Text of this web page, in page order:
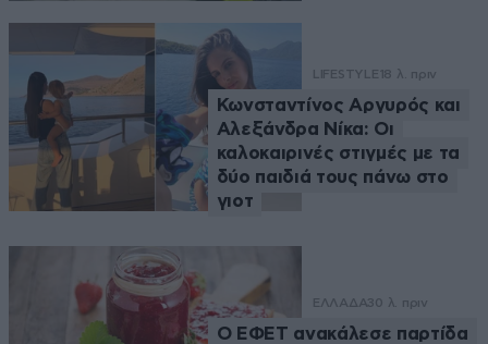
LIFESTYLE 18 λ. πριν
Κωνσταντίνος Αργυρός και
Αλεξάνδρα Νίκα: Οι
καλοκαιρινές στιγμές με τα
δύο παιδιά τους πάνω στο
γιοτ
ΕΛΛΑΔΑ30 λ. πριν
Ο ΕΦΕΤ ανακάλεσε παρτίδα